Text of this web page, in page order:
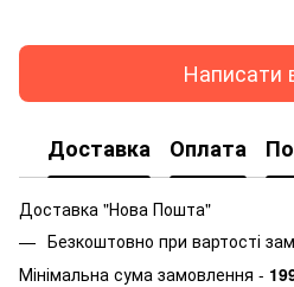
Написати
Доставка Оплата
Доставка "Нова Пошта"
Безкоштовно при вартості
Мінімальна сума замовлення -